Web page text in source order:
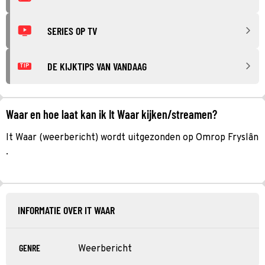
SERIES OP TV
TIP DE KIJKTIPS VAN VANDAAG
Waar en hoe laat kan ik It Waar kijken/streamen?
It Waar (weerbericht) wordt uitgezonden op Omrop Fryslân
.
INFORMATIE OVER IT WAAR
GENRE Weerbericht